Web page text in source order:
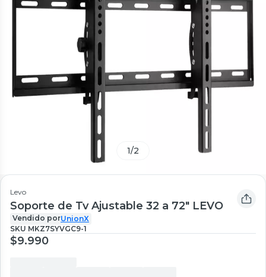
1/2
Levo
Soporte de Tv Ajustable 32 a 72" LEVO
Vendido porUnionX
SKU MKZ7SYVGC9-1
$9.990